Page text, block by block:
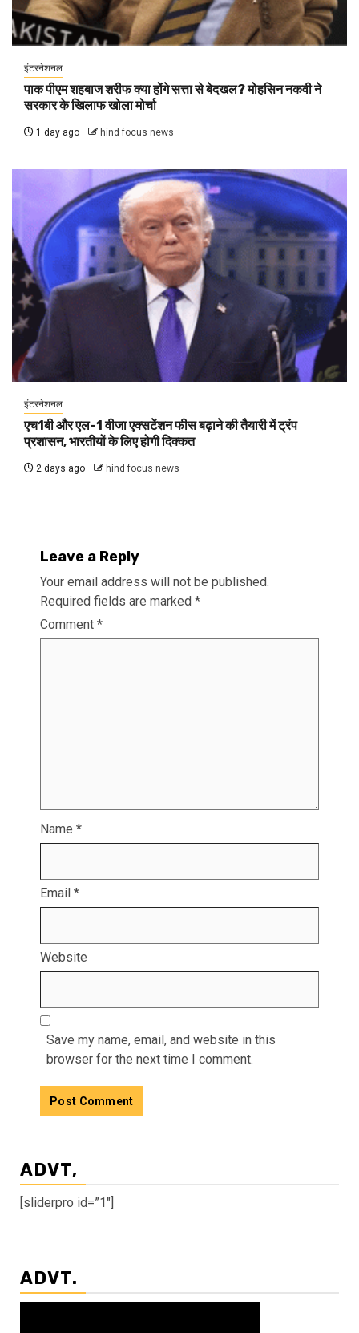
इंटरनेशनल
पाक पीएम शहबाज शरीफ क्या होंगे सत्ता से बेदखल? मोहसिन नकवी ने
सरकार के खिलाफ खोला मोर्चा
1 day ago hind focus news
इंटरनेशनल
एच1बी और एल-1 वीजा एक्सटेंशन फीस बढ़ाने की तैयारी में ट्रंप
प्रशासन, भारतीयों के लिए होगी दिक्कत
2 days ago hind focus news
Leave a Reply
Your email address will not be published.
Required fields are marked *
Comment *
Name *
Email *
Website
Save my name, email, and website in this
browser for the next time I comment.
ADVT,
[sliderpro id=”1″]
ADVT.